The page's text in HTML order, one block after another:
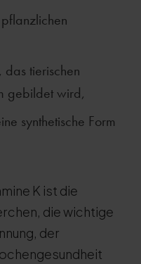
tierischen
gebildet wird,
synthetische Form
K ist die
die wichtige
der